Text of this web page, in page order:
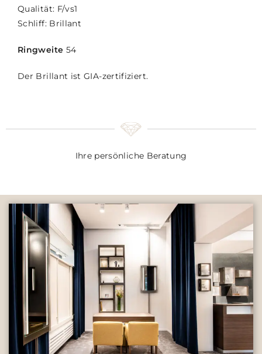
Qualität: F/vs1
Schliff: Brillant
Ringweite 54
Der Brillant ist GIA-zertifiziert.
Ihre persönliche Beratung